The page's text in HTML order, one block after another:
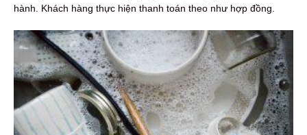
hành. Khách hàng thực hiện thanh toán theo như hợp đồng.